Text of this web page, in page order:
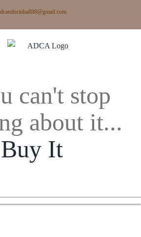
can't stop
about it...
Buy It